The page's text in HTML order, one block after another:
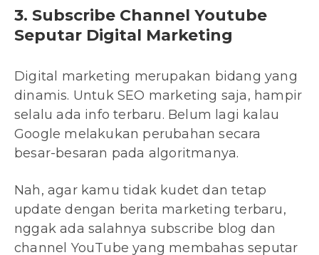
3. Subscribe Channel Youtube
Seputar Digital Marketing
Digital marketing merupakan bidang yang
dinamis. Untuk SEO marketing saja, hampir
selalu ada info terbaru. Belum lagi kalau
Google melakukan perubahan secara
besar-besaran pada algoritmanya.
Nah, agar kamu tidak kudet dan tetap
update dengan berita marketing terbaru,
nggak ada salahnya subscribe blog dan
channel YouTube yang membahas seputar